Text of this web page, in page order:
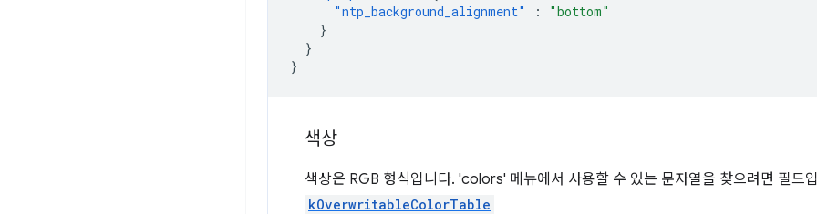
"ntp_background_alignment"
:
"bottom"
}
}
}
색상
색상은 RGB 형식입니다. 'colors' 메뉴에서 사용할 수 있는 문자열을 찾으려면 필드
kOverwritableColorTable